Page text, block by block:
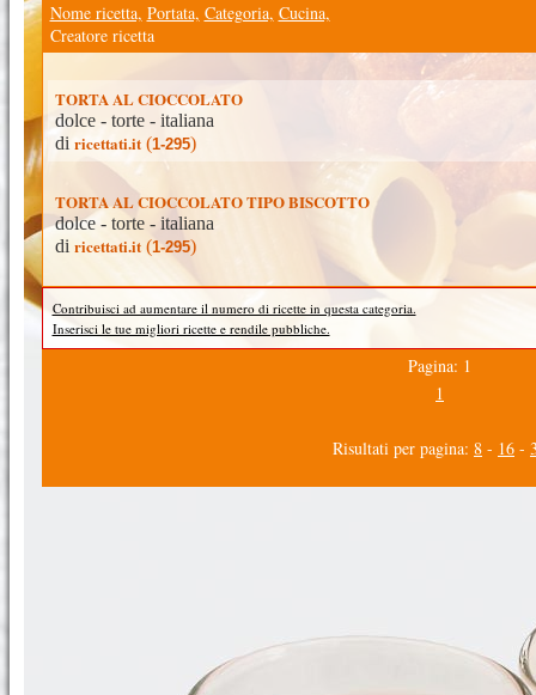
Nome ricetta, Portata, Categoria, Cucina,
Creatore ricetta
TORTA AL CIOCCOLATO
dolce - torte - italiana
di ricettati.it(1-295)
TORTA AL CIOCCOLATO TIPO BISCOTTO
dolce - torte - italiana
di ricettati.it(1-295)
Contribuisci ad aumentare il numero di ricette in questa categoria.
Inserisci le tue migliori ricette e rendile pubbliche.
Pagina: 1
1
Risultati per pagina: 8 - 16 -